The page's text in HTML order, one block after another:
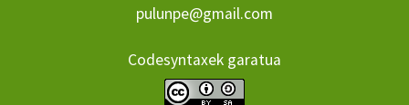
pulunpe@gmail.com
Codesyntaxek garatua